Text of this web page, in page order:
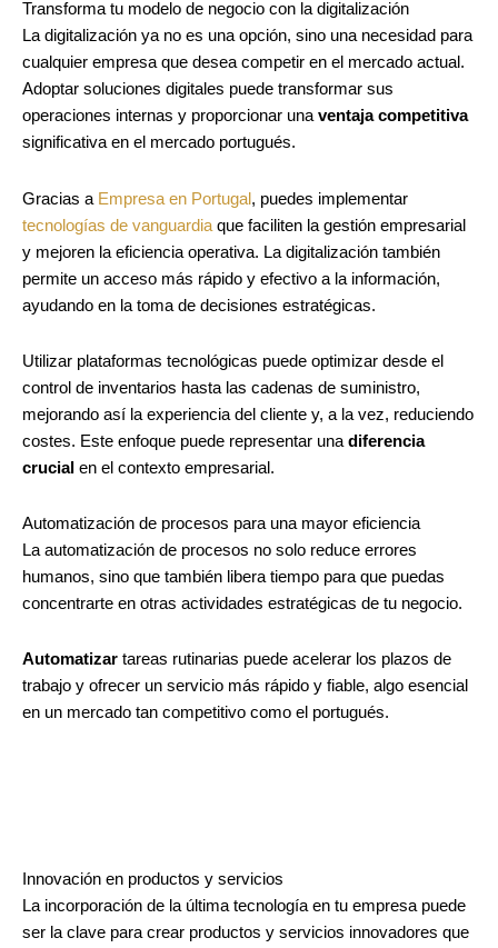
Transforma tu modelo de negocio con la digitalización
La digitalización ya no es una opción, sino una necesidad para
cualquier empresa que desea competir en el mercado actual.
Adoptar soluciones digitales puede transformar sus
operaciones internas y proporcionar una ventaja competitiva
significativa en el mercado portugués.
Gracias a Empresa en Portugal, puedes implementar
tecnologías de vanguardia que faciliten la gestión empresarial
y mejoren la eficiencia operativa. La digitalización también
permite un acceso más rápido y efectivo a la información,
ayudando en la toma de decisiones estratégicas.
Utilizar plataformas tecnológicas puede optimizar desde el
control de inventarios hasta las cadenas de suministro,
mejorando así la experiencia del cliente y, a la vez, reduciendo
costes. Este enfoque puede representar una diferencia
crucial en el contexto empresarial.
Automatización de procesos para una mayor eficiencia
La automatización de procesos no solo reduce errores
humanos, sino que también libera tiempo para que puedas
concentrarte en otras actividades estratégicas de tu negocio.
Automatizar tareas rutinarias puede acelerar los plazos de
trabajo y ofrecer un servicio más rápido y fiable, algo esencial
en un mercado tan competitivo como el portugués.
Innovación en productos y servicios
La incorporación de la última tecnología en tu empresa puede
ser la clave para crear productos y servicios innovadores que